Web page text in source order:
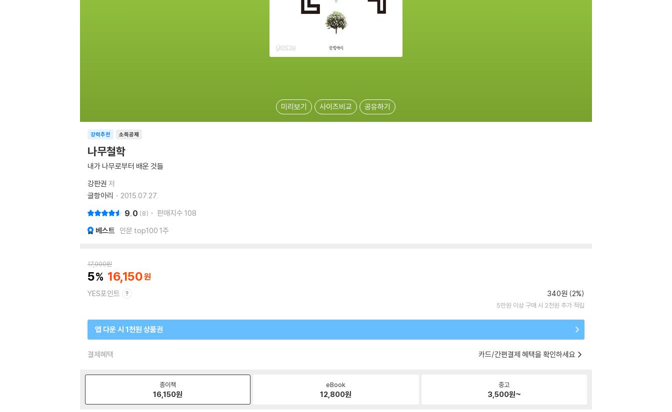
미리보기 사이즈비교 공유하기
소득공제
강력추천
나무철학
내가 나무로부터 배운 것들
강판권 저
글항아리
2015.07.27.
9.0 8 판매지수 108
베스트 인문 top100 1주
17,000원
5 16,150
YES포인트 340원 (2%)
5만원 이상 구매 시 2천원 추가 적립
앱 다운 시 1천원 상품권
결제혜택 카드/간편결제 혜택을 확인하세요
종이책
16,150원
eBook
12,800원
중고
3,500원~